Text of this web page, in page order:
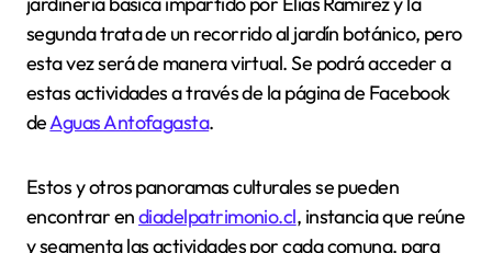
segunda trata de un recorrido al jardín botánico, pero
esta vez será de manera virtual. Se podrá acceder a
estas actividades a través de la página de Facebook
deAguas Antofagasta.
Estos y otros panoramas culturales se pueden
encontrar endiadelpatrimonio.cl, instancia que reúne
y segmenta las actividades por cada comuna, para